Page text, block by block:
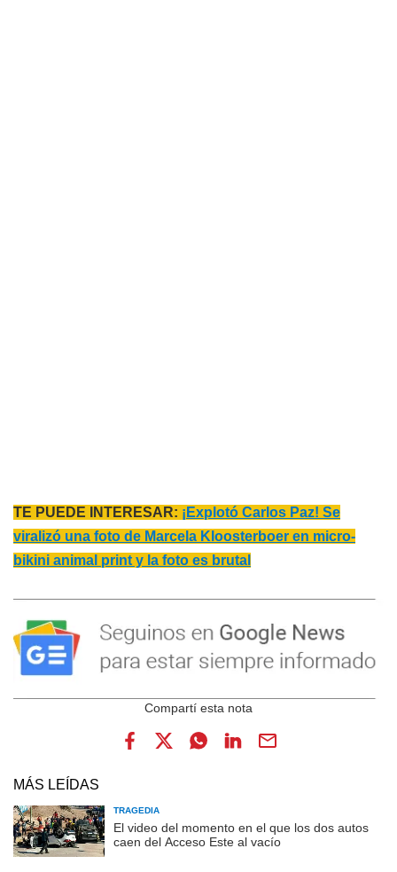
TE PUEDE INTERESAR: ¡Explotó Carlos Paz! Se
viralizó una foto de Marcela Kloosterboer en micro-
bikini animal print y la foto es brutal
MÁS LEÍDAS
TRAGEDIA
El video del momento en el que los dos autos
caen del Acceso Este al vacío